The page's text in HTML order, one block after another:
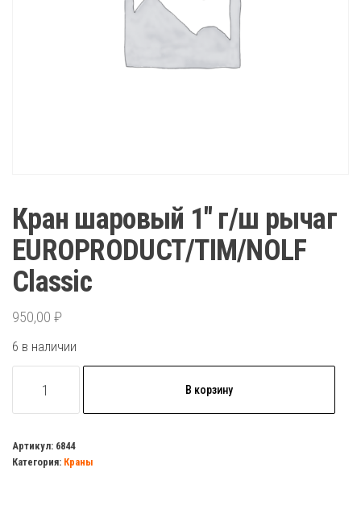
Кран шаровый 1″ г/ш рычаг
EUROPRODUCT/TIM/NOLF
Classic
950,00 ₽
6 в наличии
товара
шаровый
1"
В корзину
Артикул: 6844
Категория: Краны